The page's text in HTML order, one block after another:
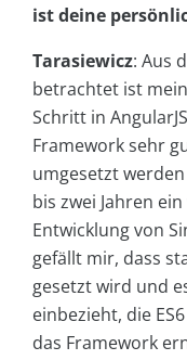
ist deine
Tarasiewicz: Aus
betrachtet ist
Schritt in
Framework sehr
umgesetzt
bis zwei Jahren
Entwicklung von
gefällt mir, dass
gesetzt wird und
einbezieht, die
das Framework